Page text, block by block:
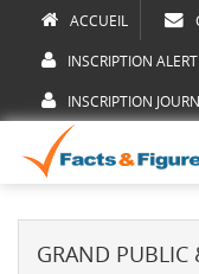
ACCUEIL
INSCRIPTION
INSCRIPTION
GRAND PUBLIC